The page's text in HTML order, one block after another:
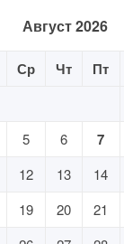
Август 2026
Ср Чт Пт
5 6 7
12 13 14
19 20 21